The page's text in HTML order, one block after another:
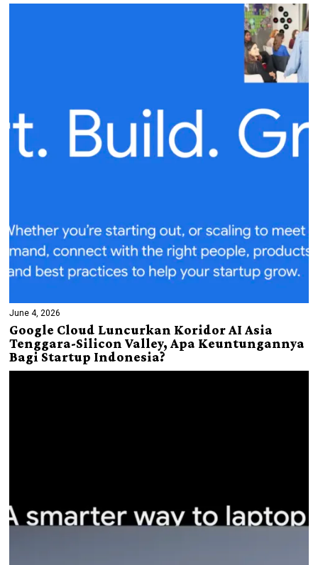
June 4, 2026
Google Cloud Luncurkan Koridor AI Asia
Tenggara-Silicon Valley, Apa Keuntungannya
Bagi Startup Indonesia?